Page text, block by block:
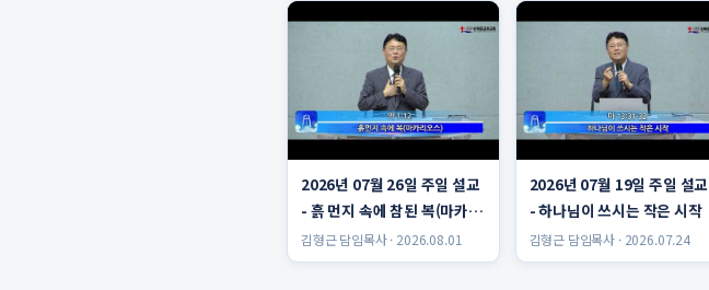
2026년 07월 26일 주일 설교
- 흙 먼지 속에 참된 복(마카리
오스)
김형근 담임목사 · 2026.08.01
2026년 07월 19일 주일 설교
- 하나님이 쓰시는 작은 시작
김형근 담임목사 · 2026.07.24